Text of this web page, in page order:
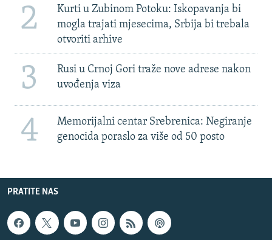
2
Kurti u Zubinom Potoku: Iskopavanja bi
mogla trajati mjesecima, Srbija bi trebala
otvoriti arhive
3
Rusi u Crnoj Gori traže nove adrese nakon
uvođenja viza
4
Memorijalni centar Srebrenica: Negiranje
genocida poraslo za više od 50 posto
PRATITE NAS